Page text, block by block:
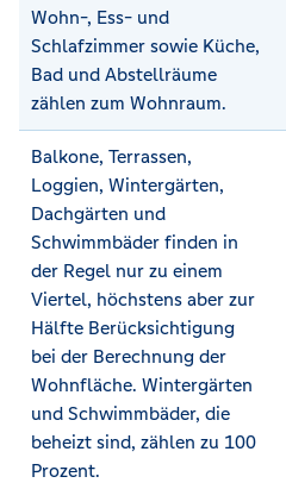
Wohn-, Ess- und
Schlafzimmer sowie Küche,
Bad und Abstellräume
zählen zum Wohnraum.
Balkone, Terrassen,
Loggien, Wintergärten,
Dachgärten und
Schwimmbäder finden in
der Regel nur zu einem
Viertel, höchstens aber zur
Hälfte Berücksichtigung
bei der Berechnung der
Wohnfläche. Wintergärten
und Schwimmbäder, die
beheizt sind, zählen zu 100
Prozent.